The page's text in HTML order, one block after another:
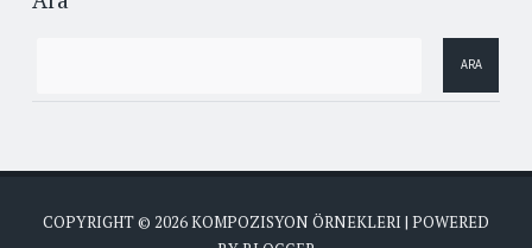
COPYRIGHT © 2026KOMPOZISYON ÖRNEKLERI | POWERED